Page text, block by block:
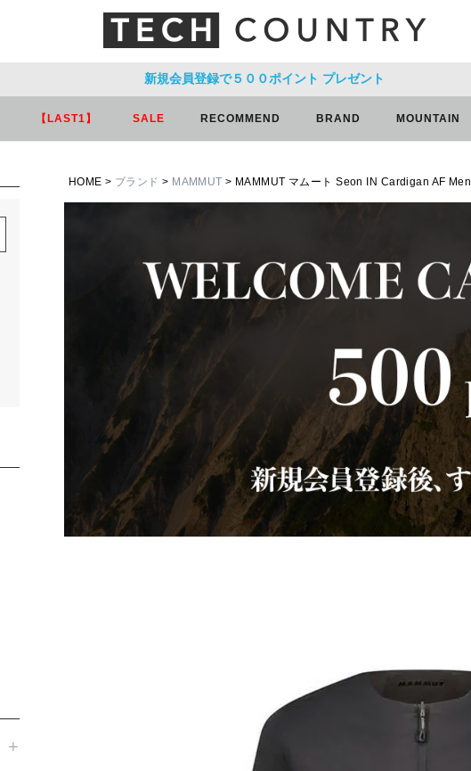
新規会員登録で５００ポイント プレゼント
【LAST1】 SALE RECOMMEND BRAND MOUNTAIN
HOME ブランド MAMMUT MAMMUT マムート Seon IN Cardigan AF Men